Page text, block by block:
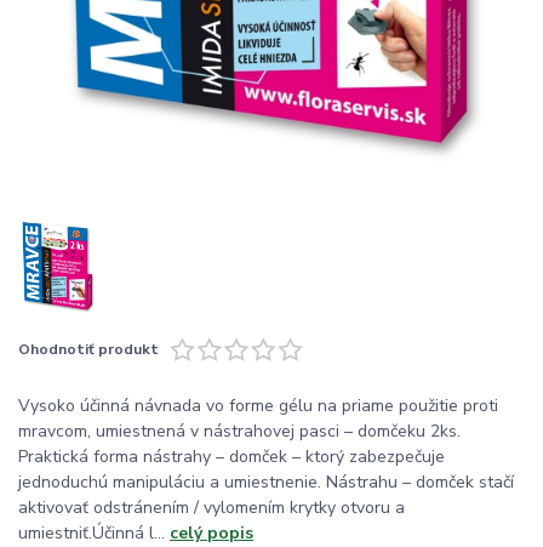
Ohodnotiť produkt
Vysoko účinná návnada vo forme gélu na priame použitie proti
mravcom, umiestnená v nástrahovej pasci – domčeku 2ks.
Praktická forma nástrahy – domček – ktorý zabezpečuje
jednoduchú manipuláciu a umiestnenie. Nástrahu – domček stačí
aktivovať odstránením / vylomením krytky otvoru a
umiestniť.Účinná l... celý popis